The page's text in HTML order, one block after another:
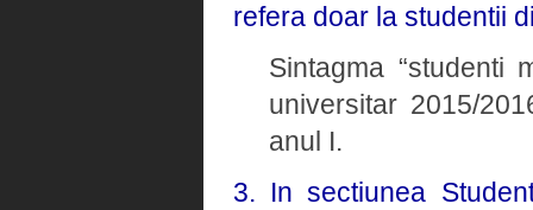
refera doar la studentii
Sintagma “studenti
universitar 2015/
anul I.
3. In sectiunea